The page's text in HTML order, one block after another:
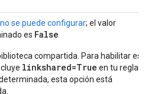
no se puede configurar; el valor
es False
compartida. Para habilitar
linkshared=True en tu regla.
esta opción está